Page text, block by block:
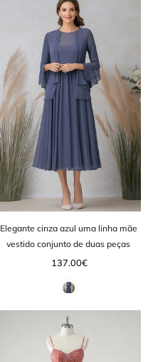
Elegante cinza azul uma linha mãe
vestido conjunto de duas peças
137.00€